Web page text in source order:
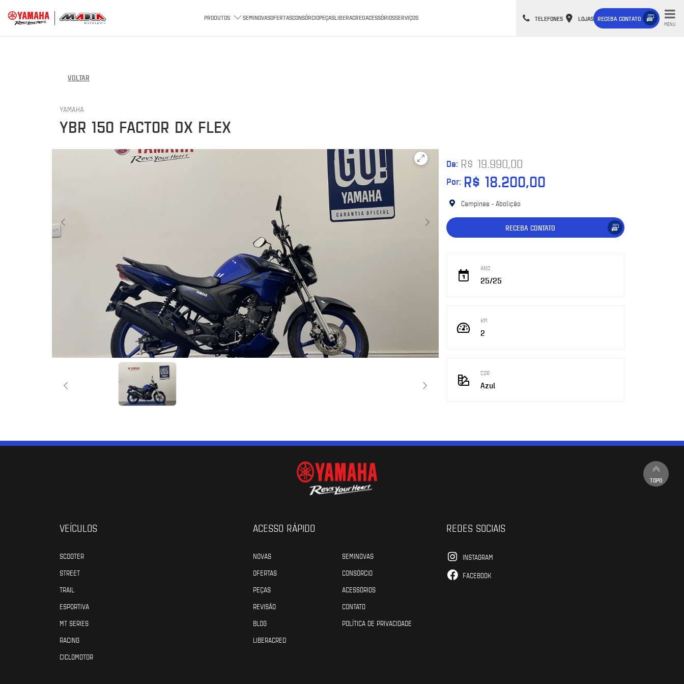
PRODUTOS SEMINOVASOFERTASCONSÓRCIOPEÇASLIBERACREDACESSÓRIOSSERVIÇOS TELEFONES LOJAS RECEBA CONTATO
MENU
VOLTAR
YAMAHA
YBR 150 FACTOR DX FLEX
De: R$ 19.990,00
Por: R$ 18.200,00
Campinas - Abolição
RECEBA CONTATO
ANO
25/25
KM
2
COR
Azul
TOPO
VEÍCULOS
SCOOTER
STREET
TRAIL
ESPORTIVA
MT SERIES
RACING
CICLOMOTOR
ACESSO RÁPIDO
NOVAS
SEMINOVAS
OFERTAS
CONSÓRCIO
PEÇAS
ACESSÓRIOS
REVISÃO
CONTATO
BLOG
POLÍTICA DE PRIVACIDADE
LIBERACRED
REDES SOCIAIS
INSTAGRAM
FACEBOOK